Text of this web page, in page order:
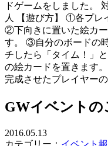
ドゲームをしました。
人 【遊び方】 ①各プレ
②下向きに置いた絵カ
す。 ③自分のボードの
チしたら「タイム！」
の絵カードを置きます
完成させたプレイヤー
GWイベントの
2016.05.13
カテゴリー： イベント